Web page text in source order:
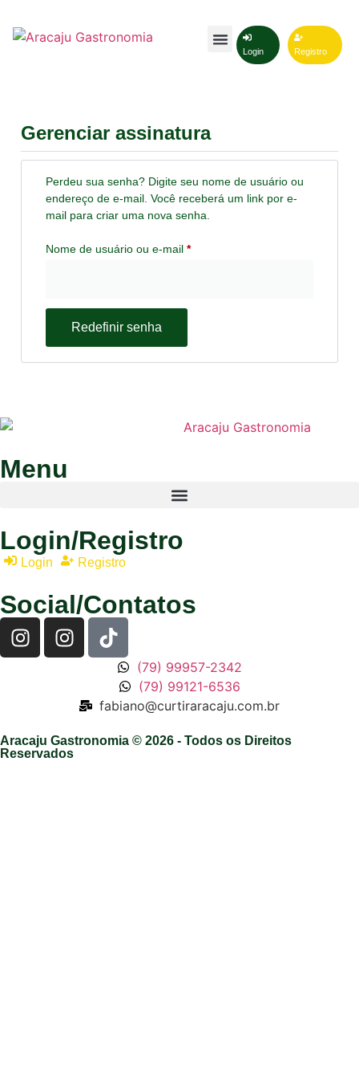
Login Registro
Gerenciar assinatura
Perdeu sua senha? Digite seu nome de usuário ou
endereço de e-mail. Você receberá um link por e-
mail para criar uma nova senha.
Nome de usuário ou e-mail *
Redefinir senha
Menu
Login/Registro
Login Registro
Social/Contatos
(79) 99957-2342
(79) 99121-6536
fabiano@curtiraracaju.com.br
Aracaju Gastronomia © 2026 - Todos os Direitos
Reservados